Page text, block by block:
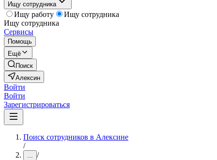
Ищу сотрудника
Ищу работу
Ищу сотрудника
Ищу сотрудника
Сервисы
Помощь
Ещё
Поиск
Алексин
Войти
Войти
Зарегистрироваться
Поиск сотрудников в Алексине
/
... /